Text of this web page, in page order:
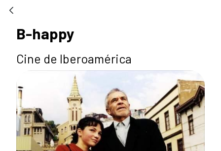
B-happy
Cine de Iberoamérica